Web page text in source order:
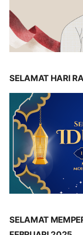
SELAMAT HARI
SELAMAT